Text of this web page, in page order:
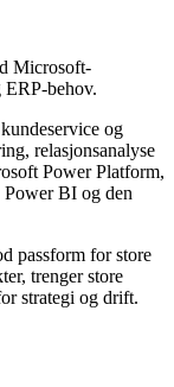
Microsoft-
behov.
og
relasjonsanalyse
Power Platform,
Power BI og den
passform for store
trenger store
strategi og drift.